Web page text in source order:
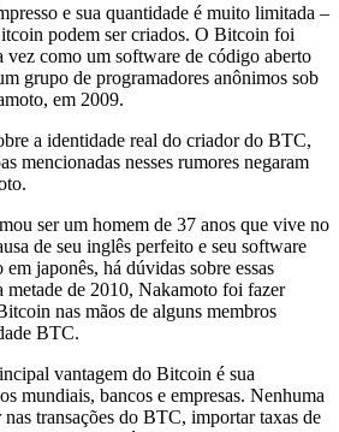
e sua quantidade é muito limitada –
podem ser criados. O Bitcoin foi
vez como um software de código aberto
grupo de programadores anônimos sob
em 2009.
a identidade real do criador do BTC,
mencionadas nesses rumores negaram
ser um homem de 37 anos que vive no
de seu inglês perfeito e seu software
japonês, há dúvidas sobre essas
metade de 2010, Nakamoto foi fazer
nas mãos de alguns membros
BTC.
vantagem do Bitcoin é sua
mundiais, bancos e empresas. Nenhuma
transações do BTC, importar taxas de